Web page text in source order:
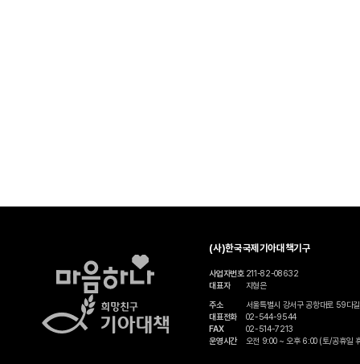
(사)한국국제기아대책기구
사업자번호 211-82-08632
대표자
지형은
주소
서울특별시 강서구 공항대로 59다
대표전화
02-544-9544
FAX
02-514-7213
운영시간
오전 9:00 ~ 오후 6:00 (토/공휴일